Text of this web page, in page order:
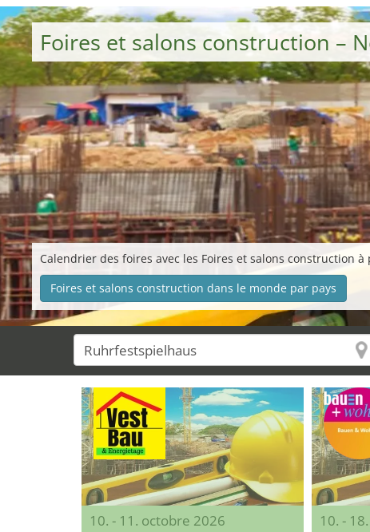
Foires et salons construction –
Calendrier des foires avec les Foires et salons construction à
Foires et salons construction dans le monde par pays
10. - 11. octobre 2026 10. -